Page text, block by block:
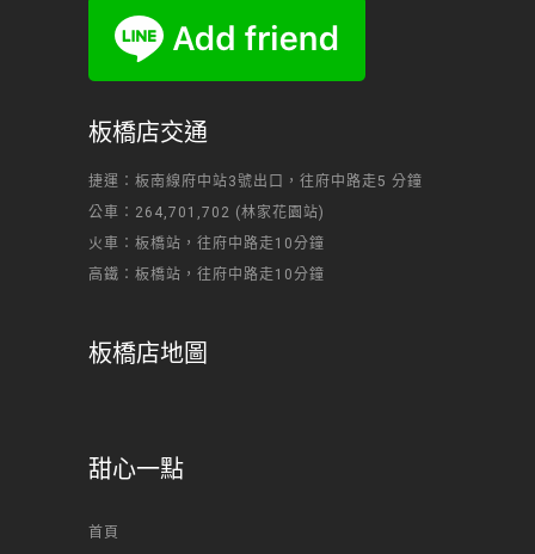
板橋店交通
捷運：板南線府中站3號出口，往府中路走5 分鐘
公車：264,701,702 (林家花園站)
火車：板橋站，往府中路走10分鐘
高鐵：板橋站，往府中路走10分鐘
板橋店地圖
甜心一點
首頁